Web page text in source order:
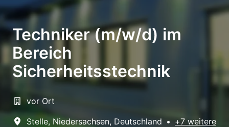
Techniker (m/w/d) im
Bereich
Sicherheitsstechnik
vor Ort
Stelle, Niedersachsen, Deutschland • +7 weitere